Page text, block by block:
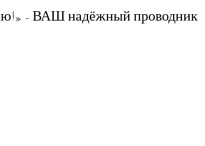
- ВАШ надёжный проводник